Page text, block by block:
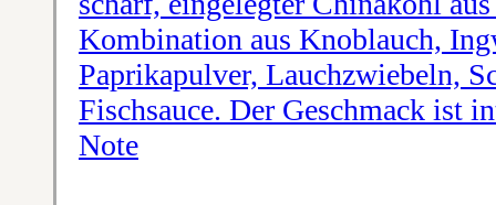
Kombination aus Knoblauch,
Paprikapulver, Lauchzwiebeln,
Fischsauce. Der Geschmack ist
Note